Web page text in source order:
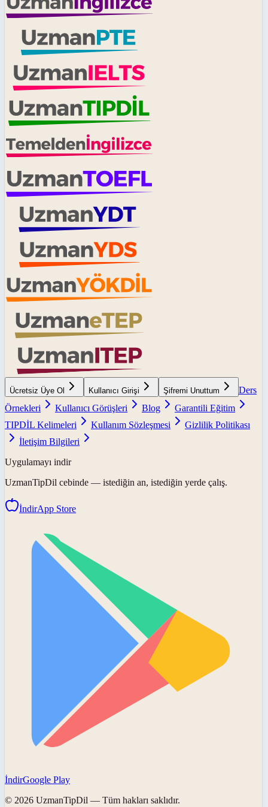
Ücretsiz Üye Ol Kullanıcı Girişi Şifremi Unuttum
Ders
Örnekleri
Kullanıcı Görüşleri Blog
Garantili Eğitim
TIPDİL Kelimeleri
Kullanım Sözleşmesi
Gizlilik Politikası
İletişim Bilgileri
Uygulamayı indir
UzmanTipDil cebinde — istediğin an, istediğin yerde çalış.
İndirApp Store
İndirGoogle Play
© 2026 UzmanTipDil — Tüm hakları saklıdır.